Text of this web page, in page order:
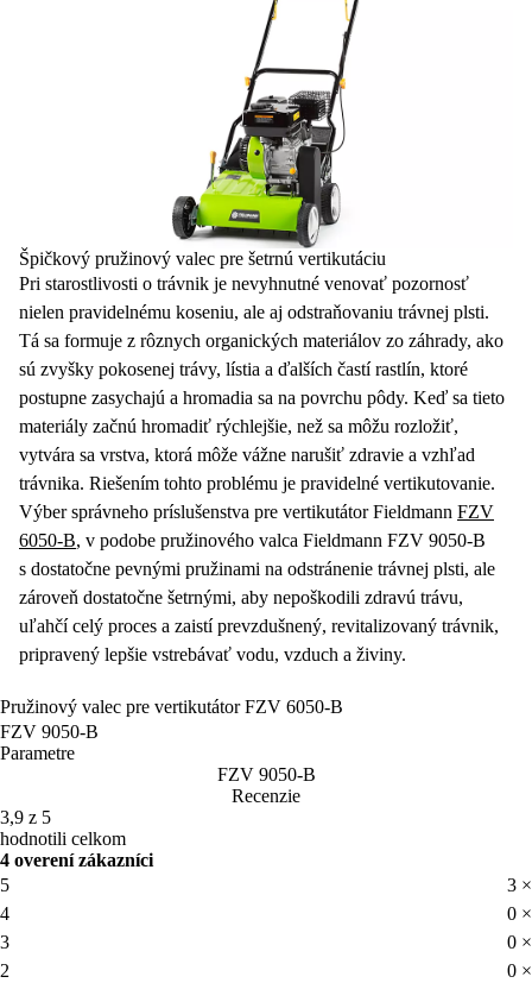
Špičkový pružinový valec pre šetrnú vertikutáciu
trávnikje nevyhnutné venovať pozornosť
nielen pravidelnému koseniu, ale aj odstraňovaniu trávnej plsti.
Tá sa formuje z rôznych organických materiálov zo záhrady, ako
sú zvyšky pokosenej trávy, lístia a ďalších častí rastlín, ktoré
postupne zasychajú a hromadia sa na povrchu pôdy. Keď sa tieto
materiály začnú hromadiť rýchlejšie, než sa môžu rozložiť,
vytvára sa vrstva, ktorá môže vážne narušiť zdravie a vzhľad
trávnika. Riešením tohto problému je pravidelnévertikutovanie.
Výber správneho príslušenstva pre vertikutátor Fieldmann
6050-B , v podobepružinového valcaFieldmann FZV 9050-B
s dostatočne pevnými pružinami na odstránenie trávnej plsti, ale
zároveň dostatočne šetrnými, aby nepoškodili zdravú trávu,
uľahčí celý proces a zaistí prevzdušnený, revitalizovaný trávnik,
pripravený lepšie vstrebávať vodu, vzduch a živiny.
Pružinový valec pre vertikutátor FZV 6050-B
FZV 9050-B
Parametre
Recenzie
3,9 z 5
hodnotili celkom
4
3
2
0 ×
1
1 ×
19. 6. 2025